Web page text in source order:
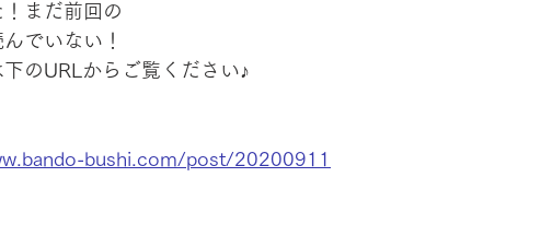
まだ前回の
でいない！
下のURLからご覧ください♪
bushi.com/post/20200911